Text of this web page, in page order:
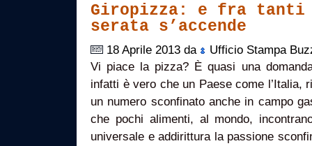
Giropizza: e fra tanti
serata s’accende
18 Aprile 2013 da
Ufficio Stampa
Vi piace la pizza? È quasi una
infatti è vero che un Paese come l’Italia,
un numero sconfinato anche in campo
che pochi alimenti, al mondo,
universale e addirittura la passione